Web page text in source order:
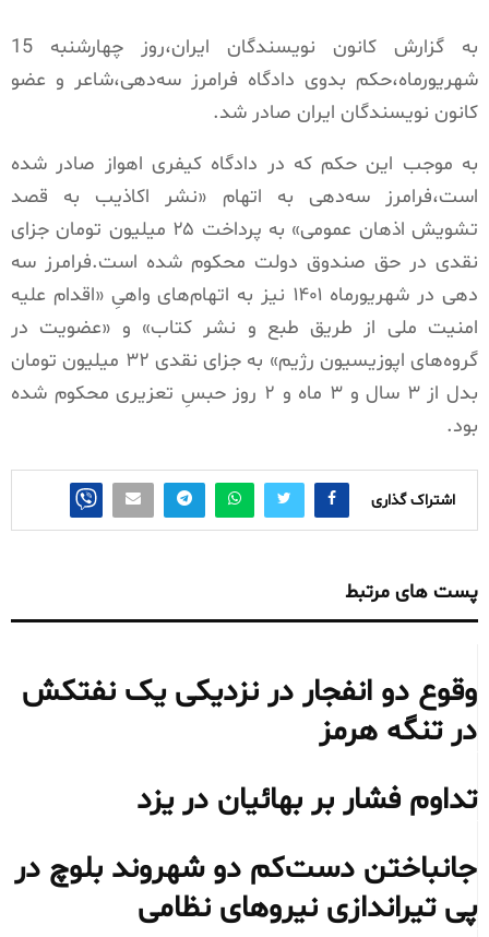
به گزارش کانون نویسندگان ایران،روز چهارشنبه 15
شهریورماه،حکم بدوی دادگاه فرامرز سه‌دهی،شاعر و عضو
کانون نویسندگان ایران صادر شد.
به موجب این حکم که در دادگاه کیفری اهواز صادر شده
است،فرامرز سه‌دهی به اتهام‌ «نشر اکاذیب به قصد
تشویش اذهان عمومی» به پرداخت ۲۵ میلیون تومان جزای
نقدی در حق صندوق دولت محکوم شده است.فرامرز سه
دهی در شهریورماه ۱۴۰۱ نیز به اتهام‌های واهیِ «اقدام علیه
امنیت ملی از طریق طبع و نشر کتاب» و «عضویت در
گروه‌های اپوزیسیون رژیم» به جزای نقدی ۳۲ میلیون تومان
بدل از ۳ سال و ۳ ماه و ۲ روز حبسِ تعزیری محکوم شده
بود.
اشتراک گذاری
پست های مرتبط
وقوع دو انفجار در نزدیکی یک نفتکش
در تنگه هرمز
تداوم فشار بر بهائیان در یزد
جانباختن دست‌کم دو شهروند بلوچ در
پی تیراندازی نیروهای نظامی